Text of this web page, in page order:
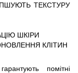
ТЕКСТУРУ
ШКІРИ
КЛІТИН
помітні